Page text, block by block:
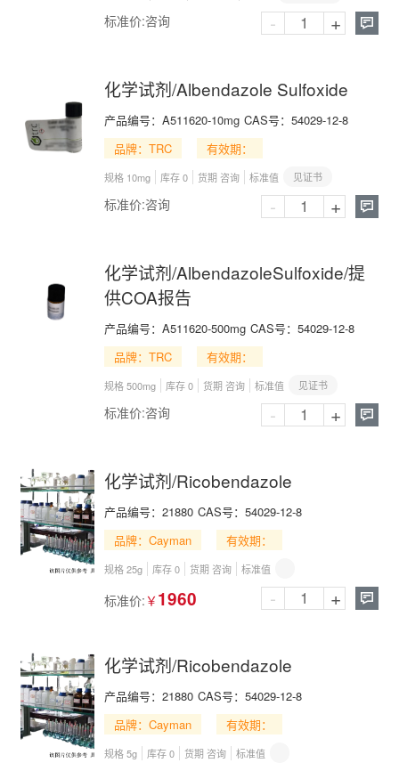
标准价:咨询 
- +
化学试剂/Albendazole Sulfoxide
产品编号： A511620-10mg CAS号： 54029-12-8
品牌：TRC
有效期：
规格 10mg 库存 0 货期 咨询 标准值 见证书
标准价:咨询 
- +
化学试剂/AlbendazoleSulfoxide/提
供COA报告
产品编号： A511620-500mg CAS号： 54029-12-8
品牌：TRC
有效期：
规格 500mg 库存 0 货期 咨询 标准值 见证书
标准价:咨询 
- +
化学试剂/Ricobendazole
产品编号： 21880 CAS号： 54029-12-8
品牌：Cayman
有效期：
规格 25g 库存 0 货期 咨询 标准值
标准价: ￥ 1960 
- +
化学试剂/Ricobendazole
产品编号： 21880 CAS号： 54029-12-8
品牌：Cayman
有效期：
规格 5g 库存 0 货期 咨询 标准值